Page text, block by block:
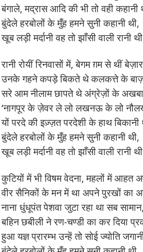
बंगाले, मद्रास आदि की भी तो वही कहानी
बुंदेले हरबोलों के मुँह हमने सुनी कहानी थी,
खूब लड़ी मर्दानी वह तो झाँसी वाली रानी
रानी रोयीं रिनवासों में, बेगम ग़म से थीं
उनके गहने कपड़े बिकते थे कलकत्ते के
सरे आम नीलाम छापते थे अंग्रेज़ों के
‘नागपूर के ज़ेवर ले लो लखनऊ के लो
यों परदे की इज़्ज़त परदेशी के हाथ बिकानी
बुंदेले हरबोलों के मुँह हमने सुनी कहानी थी,
खूब लड़ी मर्दानी वह तो झाँसी वाली रानी
कुटियों में भी विषम वेदना, महलों में आहत
वीर सैनिकों के मन में था अपने पुरखों का
नाना धुंधूपंत पेशवा जुटा रहा था सब सामान,
बहिन छबीली ने रण-चण्डी का कर दिया
हुआ यज्ञ प्रारम्भ उन्हें तो सोई ज्योति